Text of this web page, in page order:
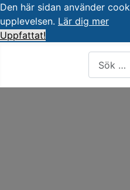
Den här sidan använder
upplevelsen. Lär dig mer
Uppfattat!